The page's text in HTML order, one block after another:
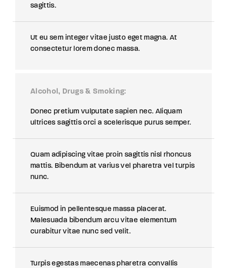
sagittis.
Ut eu sem integer vitae justo eget magna. At
consectetur lorem donec massa.
Alcohol, Drugs & Smoking
Donec pretium vulputate sapien nec. Aliquam
ultrices sagittis orci a scelerisque purus semper.
Quam adipiscing vitae proin sagittis nisl rhoncus
mattis. Bibendum at varius vel pharetra vel turpis
nunc.
Euismod in pellentesque massa placerat.
Malesuada bibendum arcu vitae elementum
curabitur vitae nunc sed velit.
Turpis egestas maecenas pharetra convallis